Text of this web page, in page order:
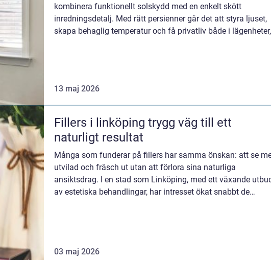
kombinera funktionellt solskydd med en enkelt skött
inredningsdetalj. Med rätt persienner går det att styra ljuset,
skapa behaglig temperatur och få privatliv både i lägenheter,
13 maj 2026
Fillers i linköping trygg väg till ett
naturligt resultat
Många som funderar på fillers har samma önskan: att se
utvilad och fräsch ut utan att förlora sina naturliga
ansiktsdrag. I en stad som Linköping, med ett växande
av estetiska behandlingar, har intresset ökat snabbt de
03 maj 2026